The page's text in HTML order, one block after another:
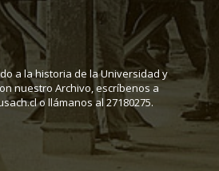
a la historia de la Universidad y
nuestro Archivo, escríbenos a
o llámanos al 27180275.